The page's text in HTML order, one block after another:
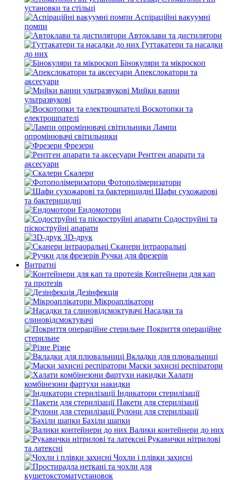
установки та стільці
Аспіраційні вакуумні
помпи
Автоклави та дистилятори
Гуттакатери та насадки
до них
Бінокуляри та мікроскоп
Апекслокатори та
аксесуари
Мийки ванни
ультразвукові
Воскотопки та
електрошпателі
Лампи
опромінювачі світильники
Фрезери
Рентген апарати та
аксесуари
Скалери
Фотополімеризатори
Шафи сухожарові
та бактерицидні
Ендомотори
Содоструйні та
піскоструйні апарати
3D-друк
Сканери інтраоральні
Ручки для фрезерів
Витратні
Контейнери для кап
та протезів
Дезінфекція
Мікроаплікатори
Насадки та
слиновідсмоктувачі
Покриття операційне
стерильне
Різне
Вкладки для плювальниці
Маски захисні респіратори
Халати
комбінезони фартухи накидки
Індикатори стерилізації
Пакети для стерилізації
Рулони для стерилізації
Бахіли шапки
Валики контейнери до них
Рукавички нітрилові
та латексні
Чохли і плівки захисні